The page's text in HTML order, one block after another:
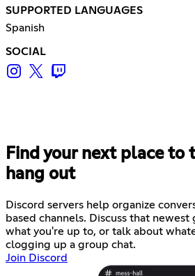
SUPPORTED LANGUAGES
Spanish
SOCIAL
Find your next place to
hang out
Discord servers help organize
based channels. Discuss that newest
what you're up to, or talk about
clogging up a group chat.
Join Discord